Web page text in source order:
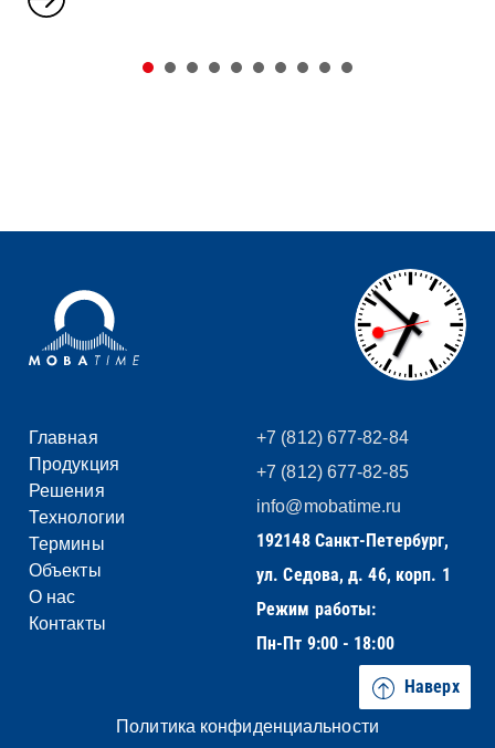
Наверх
Главная
Продукция
Решения
Технологии
Термины
Объекты
О нас
Контакты
+7 (812) 677-82-84
+7 (812) 677-82-85
info@mobatime.ru
192148 Санкт-Петербург,
ул. Седова, д. 46, корп. 1
Режим работы:
Пн-Пт 9:00 - 18:00
Политика конфиденциальности